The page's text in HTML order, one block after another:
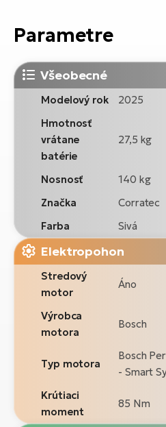
Parametre
Všeobecné
Modelový rok
2025
Hmotnosť
vrátane
batérie
27,5 kg
Nosnosť
140 kg
Značka
Corratec
Farba
Sivá
Elektropohon
Stredový
motor
Áno
Výrobca
motora
Bosch
Typ motora
Bosch
- Smart
Krútiaci
moment
85 Nm